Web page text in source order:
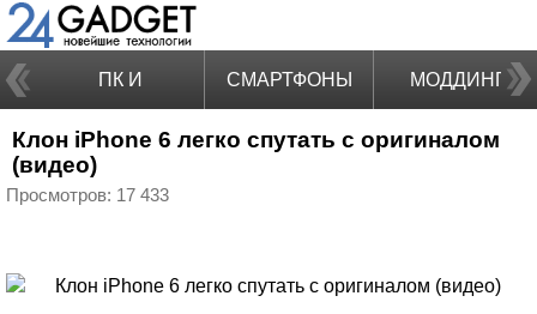
ПК И
НОУТБУКИ
СМАРТФОНЫ МОДДИНГ
Клон iPhone 6 легко спутать с оригиналом
(видео)
Просмотров: 17 433